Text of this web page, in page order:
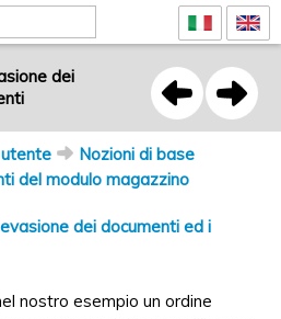
dei
Nozioni di base
del modulo magazzino
dei documenti ed i
nostro esempio un ordine